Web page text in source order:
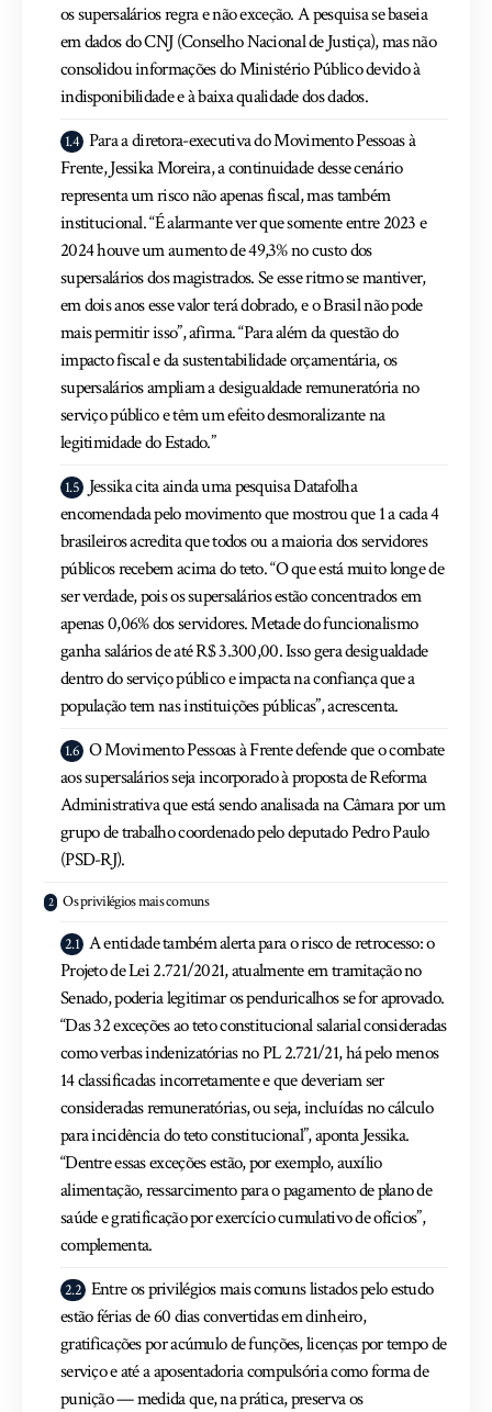
os supersalários regra e não exceção. A pesquisa se baseia
em dados do CNJ (Conselho Nacional de Justiça), mas não
consolidou informações do Ministério Público devido à
indisponibilidade e à baixa qualidade dos dados.
Para a diretora-executiva do Movimento Pessoas à
Frente, Jessika Moreira, a continuidade desse cenário
representa um risco não apenas fiscal, mas também
institucional. “É alarmante ver que somente entre 2023 e
2024 houve um aumento de 49,3% no custo dos
supersalários dos magistrados. Se esse ritmo se mantiver,
em dois anos esse valor terá dobrado, e o Brasil não pode
mais permitir isso”, afirma. “Para além da questão do
impacto fiscal e da sustentabilidade orçamentária, os
supersalários ampliam a desigualdade remuneratória no
serviço público e têm um efeito desmoralizante na
legitimidade do Estado.”
Jessika cita ainda uma pesquisa Datafolha
encomendada pelo movimento que mostrou que 1 a cada 4
brasileiros acredita que todos ou a maioria dos servidores
públicos recebem acima do teto. “O que está muito longe de
ser verdade, pois os supersalários estão concentrados em
apenas 0,06% dos servidores. Metade do funcionalismo
ganha salários de até R$ 3.300,00. Isso gera desigualdade
dentro do serviço público e impacta na confiança que a
população tem nas instituições públicas”, acrescenta.
O Movimento Pessoas à Frente defende que o combate
aos supersalários seja incorporado à proposta de Reforma
Administrativa que está sendo analisada na Câmara por um
grupo de trabalho coordenado pelo deputado Pedro Paulo
(PSD-RJ).
Os privilégios mais comuns
A entidade também alerta para o risco de retrocesso: o
Projeto de Lei 2.721/2021, atualmente em tramitação no
Senado, poderia legitimar os penduricalhos se for aprovado.
“Das 32 exceções ao teto constitucional salarial consideradas
como verbas indenizatórias no PL 2.721/21, há pelo menos
14 classificadas incorretamente e que deveriam ser
consideradas remuneratórias, ou seja, incluídas no cálculo
para incidência do teto constitucional”, aponta Jessika.
“Dentre essas exceções estão, por exemplo, auxílio
alimentação, ressarcimento para o pagamento de plano de
saúde e gratificação por exercício cumulativo de ofícios”,
complementa.
Entre os privilégios mais comuns listados pelo estudo
estão férias de 60 dias convertidas em dinheiro,
gratificações por acúmulo de funções, licenças por tempo de
serviço e até a aposentadoria compulsória como forma de
punição — medida que, na prática, preserva os